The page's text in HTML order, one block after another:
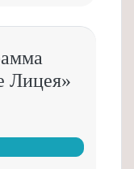
Лицея»